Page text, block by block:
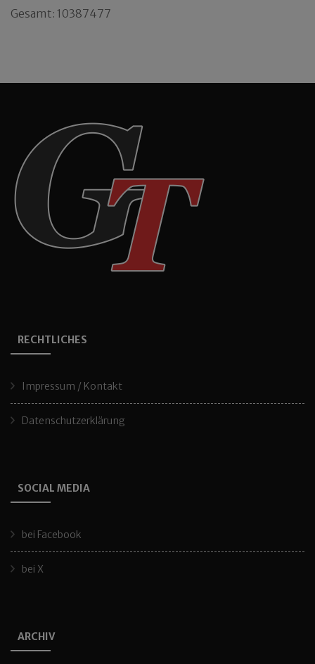
Gesamt: 10387477
RECHTLICHES
Impressum / Kontakt
Datenschutzerklärung
SOCIAL MEDIA
bei Facebook
bei X
ARCHIV